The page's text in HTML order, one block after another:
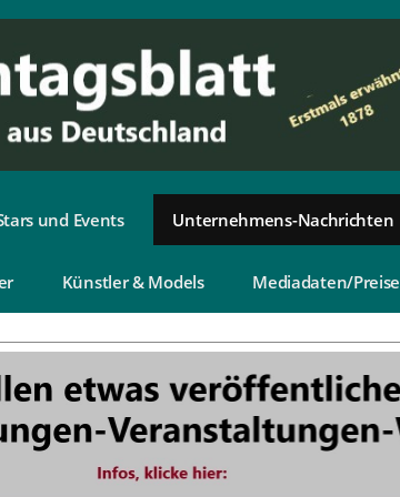
und Events Unternehmens-Nachrichten
Künstler & Models Mediadaten/Preise